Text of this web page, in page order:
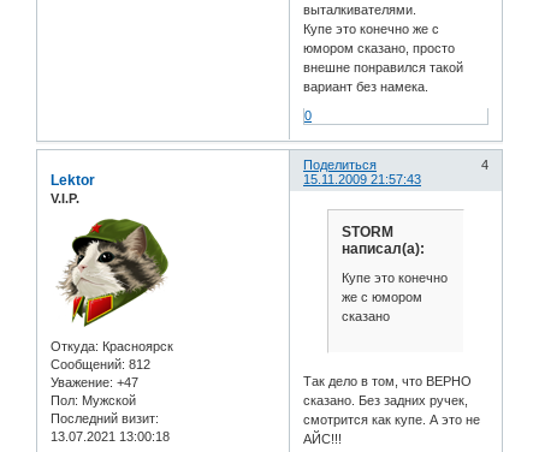
выталкивателями.
Купе это конечно же с
юмором сказано, просто
внешне понравился такой
вариант без намека.
0
Поделиться
4
15.11.2009 21:57:43
Lektor
V.I.P.
Откуда: Красноярск
Сообщений: 812
Уважение: +47
Пол: Мужской
Последний визит:
13.07.2021 13:00:18
STORM
написал(а):
Купе это конечно
же с юмором
сказано
Так дело в том, что ВЕРНО
сказано. Без задних ручек,
смотрится как купе. А это не
АЙС!!!